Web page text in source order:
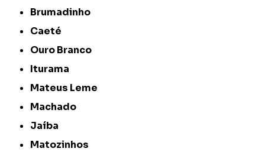
Brumadinho
Caeté
Ouro Branco
Iturama
Mateus Leme
Machado
Jaíba
Matozinhos